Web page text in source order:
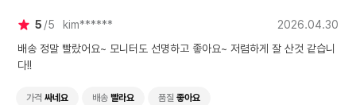
5 5 kim******
2026.04.30
배송 정말 빨랐어요~ 모니터도 선명하고 좋아요~ 저렴하게 잘 산것 같습니
다!!
가격 싸네요 배송 빨라요 품질 좋아요